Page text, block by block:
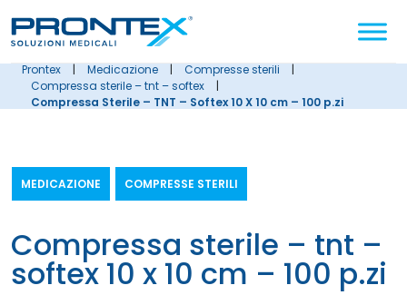
sito
prontex | medicazione | compresse sterili
|
compressa sterile – tnt – softex
|
Compressa Sterile – TNT – Softex 10 X 10 cm – 100 p.zi
MEDICAZIONE COMPRESSE STERILI
compressa sterile – tnt –
softex 10 x 10 cm – 100 p.zi